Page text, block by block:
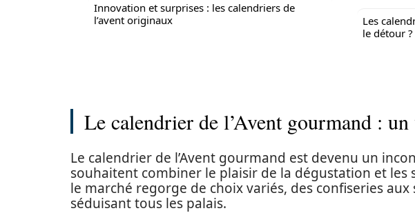
Innovation et surprises : les calendriers de
l’avent originaux
Les
le détour ?
Le calendrier de l’Avent gourmand : un
Le calendrier de l’Avent gourmand est devenu un
souhaitent combiner le plaisir de la dégustation et les
le marché regorge de choix variés, des confiseries
séduisant tous les palais.